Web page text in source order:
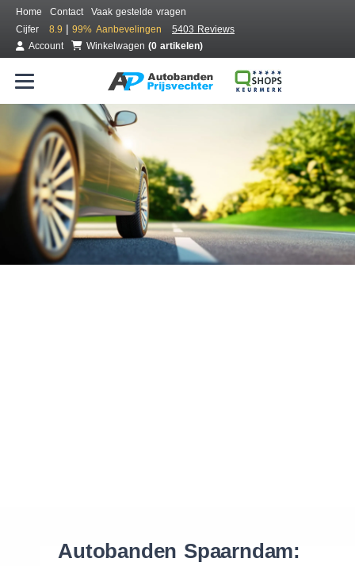
Home Contact
Vaak gestelde vragen
Cijfer
8.9 | 99% Aanbevelingen
5403 Reviews
Account
Winkelwagen (0 artikelen)
Bestel voordelig banden online
Gratis bezorgd of montage bij jou in de buurt
Seizoen:
Merken:
Autobanden Spaarndam: